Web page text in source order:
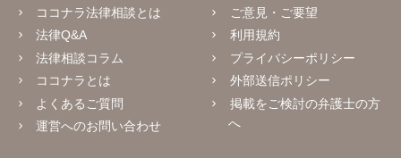
ココナラ法律相談とは
法律Q&A
法律相談コラム
ココナラとは
よくあるご質問
運営へのお問い合わせ
ご意見・ご要望
利用規約
プライバシーポリシー
外部送信ポリシー
掲載をご検討の弁護士の方
へ